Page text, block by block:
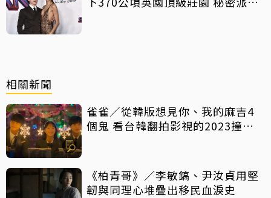
相關新聞
雀雀／從韓版想見你、我的麻吉4
個鬼 看台韓翻拍影視的2023撞擊
《柏青哥》／李敏鎬、尹汝貞用堅
韌與同理心堆疊出移民血淚史